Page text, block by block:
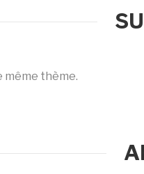
même thème.